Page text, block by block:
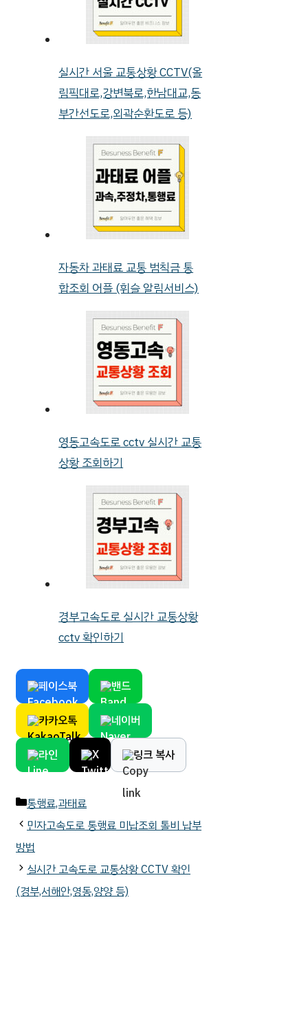
실시간 서울 교통상황 CCTV(올
림픽대로,강변북로,한남대교,동
부간선도로,외곽순환도로 등)
자동차 과태료 교통 범칙금 통
합조회 어플 (휘슬 알림서비스)
영동고속도로 cctv 실시간 교통
상황 조회하기
경부고속도로 실시간 교통상황
cctv 확인하기
페이스북 밴드
카카오톡 네이버
라인 X 링크 복사
카
테
고
리
통행료,과태료
민자고속도로 통행료 미납조회 톨비 납부
방법
실시간 고속도로 교통상황 CCTV 확인
(경부,서해안,영동,양양 등)